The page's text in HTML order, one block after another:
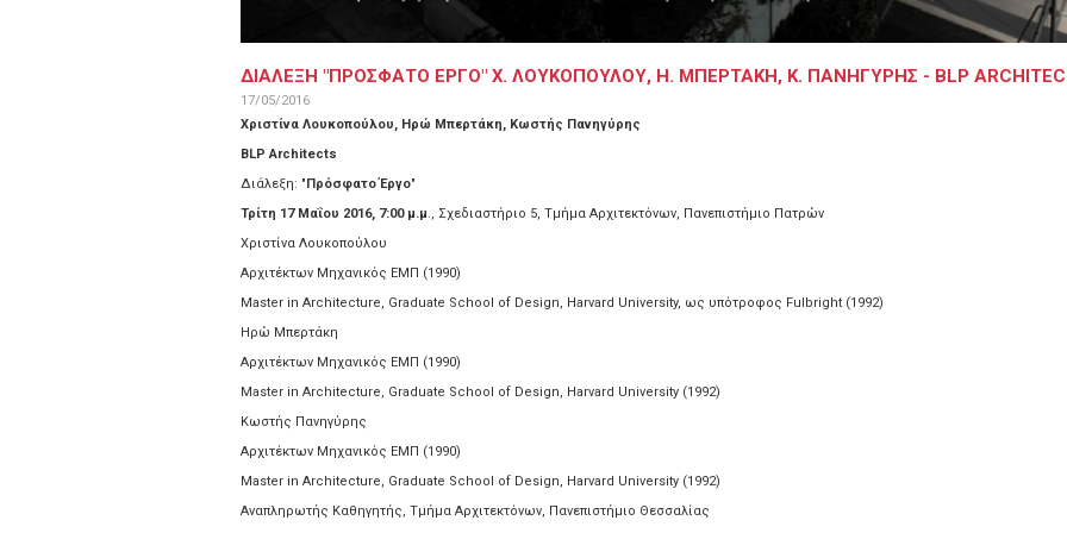
ΔΙΑΛΕΞΗ "ΠΡΟΣΦΑΤΟ ΕΡΓΟ" Χ. ΛΟΥΚΟΠΟΥΛΟΥ, Η. ΜΠΕΡΤΑΚΗ, Κ. ΠΑΝΗΓΥΡΗΣ - BLP
17/05/2016
Χριστίνα Λουκοπούλου, Ηρώ Μπερτάκη, Κωστής Πανηγύρης
BLP Architects
Διάλεξη: "Πρόσφατο Έργο"
Τρίτη 17 Μαΐου 2016, 7:00 μ.μ ., Σχεδιαστήριο 5, Τμήμα Αρχιτεκτόνων, Πανεπιστήμιο Πατρών
Χριστίνα Λουκοπούλου
Αρχιτέκτων Μηχανικός ΕΜΠ (1990)
Master in Architecture, Graduate School of Design, Harvard University, ως υπότροφος Fulbright (1992)
Ηρώ Μπερτάκη
Αρχιτέκτων Μηχανικός ΕΜΠ (1990)
Master in Architecture, Graduate School of Design, Harvard University (1992)
Κωστής Πανηγύρης
Αρχιτέκτων Μηχανικός ΕΜΠ (1990)
Master in Architecture, Graduate School of Design, Harvard University (1992)
Αναπληρωτής Καθηγητής, Τμήμα Αρχιτεκτόνων, Πανεπιστήμιο Θεσσαλίας